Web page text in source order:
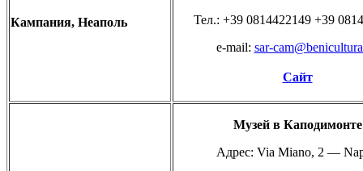
Кампания, Неаполь
Teл.: +39 0814422149 +39
e-mail: sar-
Сайт
Музей в Каподимонте
Адрес: Via Miano, 2 —